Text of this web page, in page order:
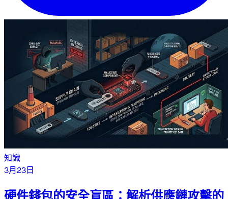
知識
3月23日
硬件錢包的安全盲區：解析供應鏈攻擊的